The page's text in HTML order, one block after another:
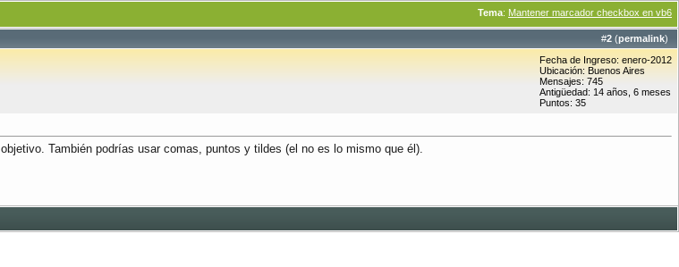
Tema: Mantener marcador checkbox en vb6
#2 (permalink)
Fecha de Ingreso: enero-2012
Ubicación: Buenos Aires
Mensajes: 745
Antigüedad: 14 años, 6 meses
Puntos: 35
También podrías usar comas, puntos y tildes (el no es lo mismo que él).